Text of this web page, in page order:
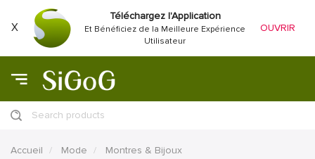
X
Téléchargez l'Application
Et Bénéficiez de la Meilleure Expérience
Utilisateur
OUVRIR
Search products
Accueil Mode Montres & Bijoux